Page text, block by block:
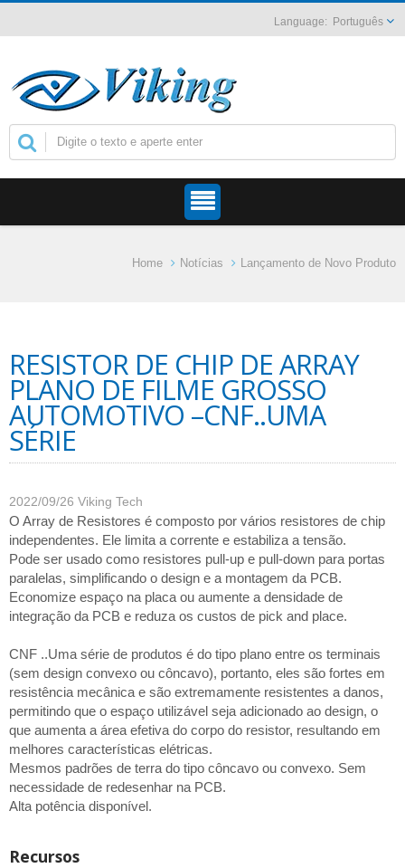
Português
Home Notícias Lançamento de Novo Produto
RESISTOR DE CHIP DE ARRAY
PLANO DE FILME GROSSO
AUTOMOTIVO –CNF..UMA
SÉRIE
2022/09/26 Viking Tech
O Array de Resistores é composto por vários resistores de chip
independentes. Ele limita a corrente e estabiliza a tensão.
Pode ser usado como resistores pull-up e pull-down para portas
paralelas, simplificando o design e a montagem da PCB.
Economize espaço na placa ou aumente a densidade de
integração da PCB e reduza os custos de pick and place.
CNF ..Uma série de produtos é do tipo plano entre os terminais
(sem design convexo ou côncavo), portanto, eles são fortes em
resistência mecânica e são extremamente resistentes a danos,
permitindo que o espaço utilizável seja adicionado ao design, o
que aumenta a área efetiva do corpo do resistor, resultando em
melhores características elétricas.
Mesmos padrões de terra do tipo côncavo ou convexo. Sem
necessidade de redesenhar na PCB.
Alta potência disponível.
Recursos